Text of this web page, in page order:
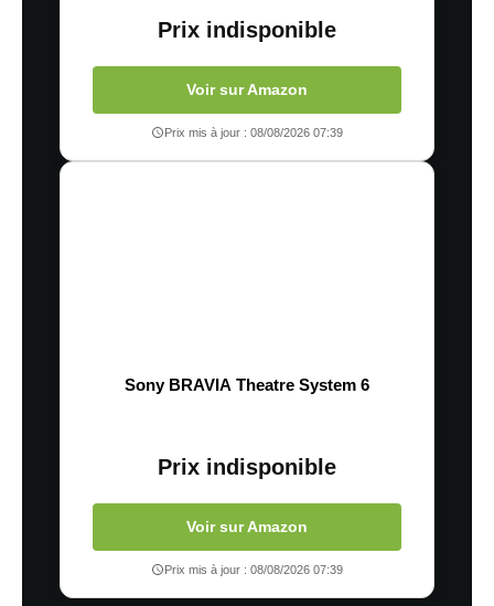
Prix indisponible
Voir sur Amazon
Prix mis à jour : 08/08/2026 07:39
Sony BRAVIA Theatre System 6
Prix indisponible
Voir sur Amazon
Prix mis à jour : 08/08/2026 07:39